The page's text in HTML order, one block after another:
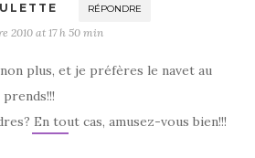
RÉPONDRE
2010 at 17 h 50 min
non plus, et je préfères le navet au
prends!!!
En tout cas, amusez-vous bien!!!